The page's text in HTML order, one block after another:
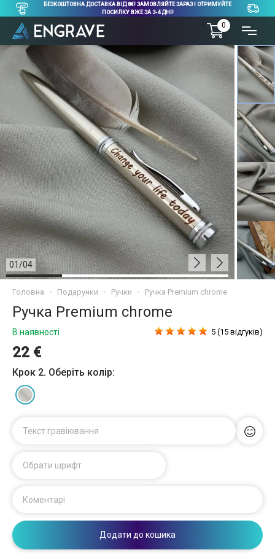
БЕЗКОШТОВНА ДОСТАВКА ВІД 8€! ЗАМОВЛЯЙТЕ ЗАРАЗ І ОТРИМУЙТЕ
ПОСИЛКУ ВЖЕ ЗА 3-4 ДНІ!
0
01 /04
Головна Подарунки Ручки Ручка Premium chrome
Ручка Premium chrome
В наявності
22 €
5 (15 відгуків)
Крок 2. Оберіть колір:
Текст гравіювання
Обрати шрифт
Коментарі
Додати до кошика